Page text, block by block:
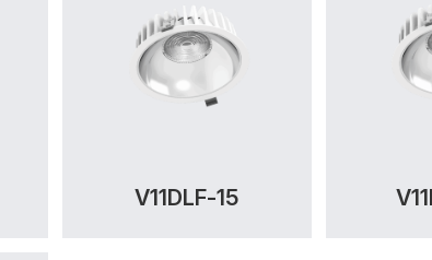
V11DLF-15